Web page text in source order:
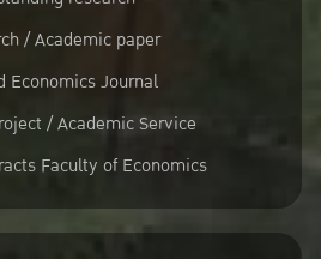
/ Academic paper
Economics Journal
/ Academic Service
Faculty of Economics